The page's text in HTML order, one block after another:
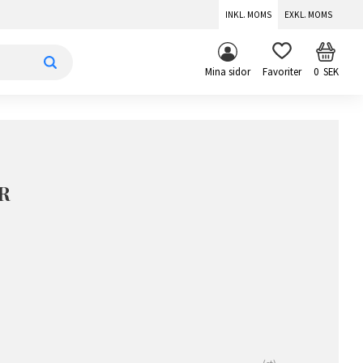
INKL. MOMS EXKL. MOMS
Mina sidor FAVORITER 0SEK